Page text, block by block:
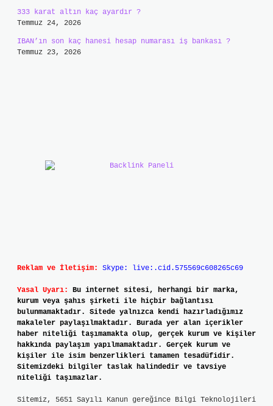
333 karat altın kaç ayardır ?
Temmuz 24, 2026
IBAN’ın son kaç hanesi hesap numarası iş bankası ?
Temmuz 23, 2026
Reklam ve İletişim: Skype: live:.cid.575569c608265c69
Yasal Uyarı:
Bu internet sitesi, herhangi bir marka,
kurum veya şahıs şirketi ile hiçbir bağlantısı
bulunmamaktadır. Sitede yalnızca kendi hazırladığımız
makaleler paylaşılmaktadır. Burada yer alan içerikler
haber niteliği taşımamakta olup, gerçek kurum ve kişiler
hakkında paylaşım yapılmamaktadır. Gerçek kurum ve
kişiler ile isim benzerlikleri tamamen tesadüfidir.
Sitemizdeki bilgiler taslak halindedir ve tavsiye
niteliği taşımazlar.
Sitemiz, 5651 Sayılı Kanun gereğince Bilgi Teknolojileri